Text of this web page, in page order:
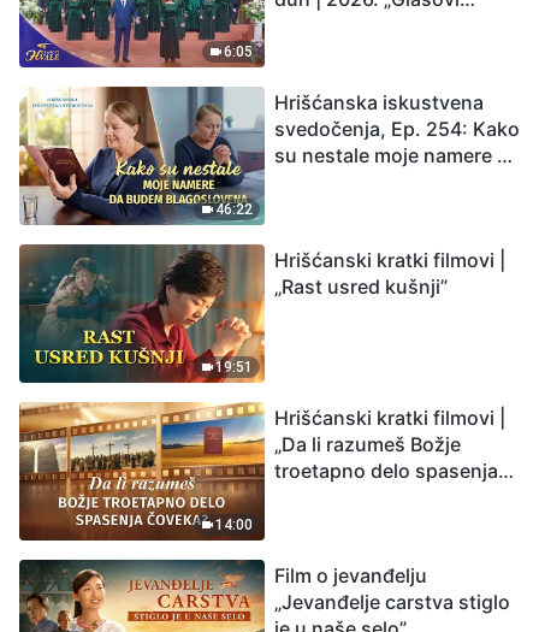
6:05
46:22
Hrišćanska iskustvena
svedočenja, Ep. 254: Kako
su nestale moje namere da
19:51
Hrišćanski kratki filmovi |
„Rast usred kušnji”
14:00
Hrišćanski kratki filmovi |
„Da li razumeš Božje
troetapno delo spasenja
Film o jevanđelju
„Jevanđelje carstva stiglo